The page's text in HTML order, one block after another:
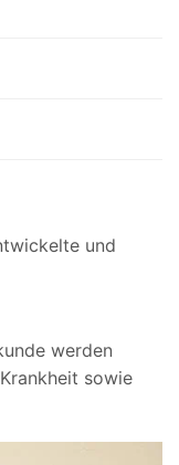
und
werden
sowie